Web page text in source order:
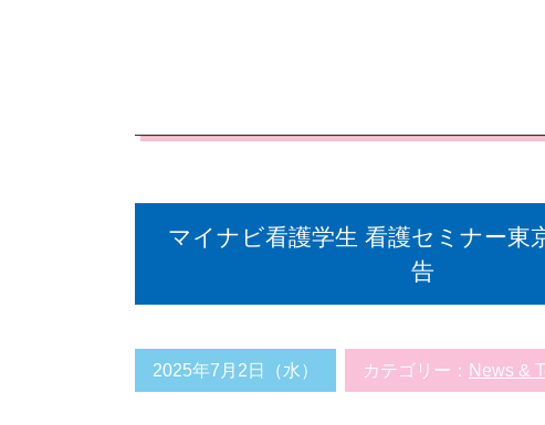
マイナビ看護学生 看護セミナー東
告
2025年7月2日（水） カテゴリー： News &